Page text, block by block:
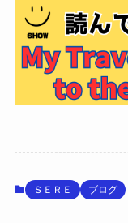
ＳＥＲＥ ブログ